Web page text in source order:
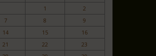
1
2
7 8
9
14 15
16
21 22
23